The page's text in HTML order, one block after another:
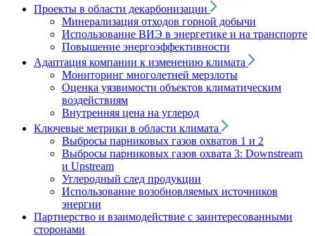
Проекты в области декарбонизации
Минерализация отходов горной добычи
Использование ВИЭ в энергетике и на транспорте
Повышение энергоэффективности
Адаптация компании к изменению климата
Мониторинг многолетней мерзлоты
Оценка уязвимости объектов климатическим
воздействиям
Внутренняя цена на углерод
Ключевые метрики в области климата
Выбросы парниковых газов охватов 1 и 2
Выбросы парниковых газов охвата 3: Downstream
и Upstream
Углеродный след продукции
Использование возобновляемых источников
энергии
Партнерство и взаимодействие с заинтересованными
сторонами